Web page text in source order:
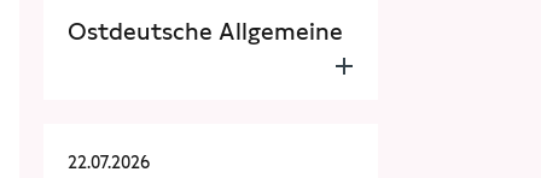
Ostdeutsche Allgemeine
22.07.2026